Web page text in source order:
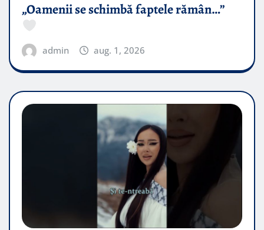
„Oamenii se schimbă faptele rămân…”
admin aug. 1, 2026